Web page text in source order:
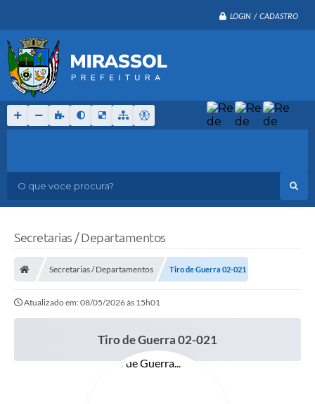
LOGIN / CADASTRO
O que voce procura?
Secretarias / Departamentos
Secretarias / Departamentos Tiro de Guerra 02-021
Atualizado em: 08/05/2026 às 15h01
Tiro de Guerra 02-021